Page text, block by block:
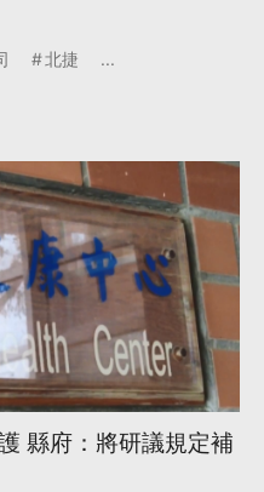
北捷 ...
縣府：將研議規定補